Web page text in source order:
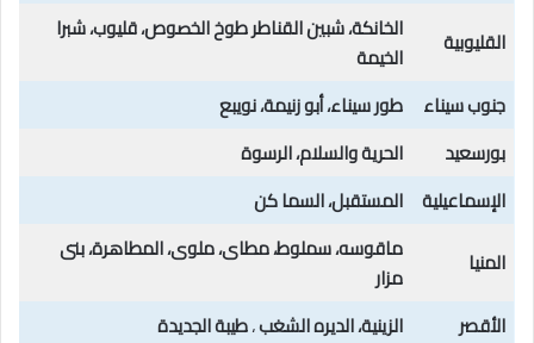
القليوبية
الخانكة، شبين القناطر طوخ الخصوص، قليوب، شبرا
الخيمة
جنوب سيناء
طور سيناء، أبو زنيمة، نويبع
بورسعيد
الحرية والسلام، الرسوة
الإسماعيلية المستقبل، السما کن
المنيا
ماقوسه، سملوط، مطای، ملوى، المطاهرة، بنى
مزار
الأقصر
الزينية، الديره الشغب،طيبة الجديدة